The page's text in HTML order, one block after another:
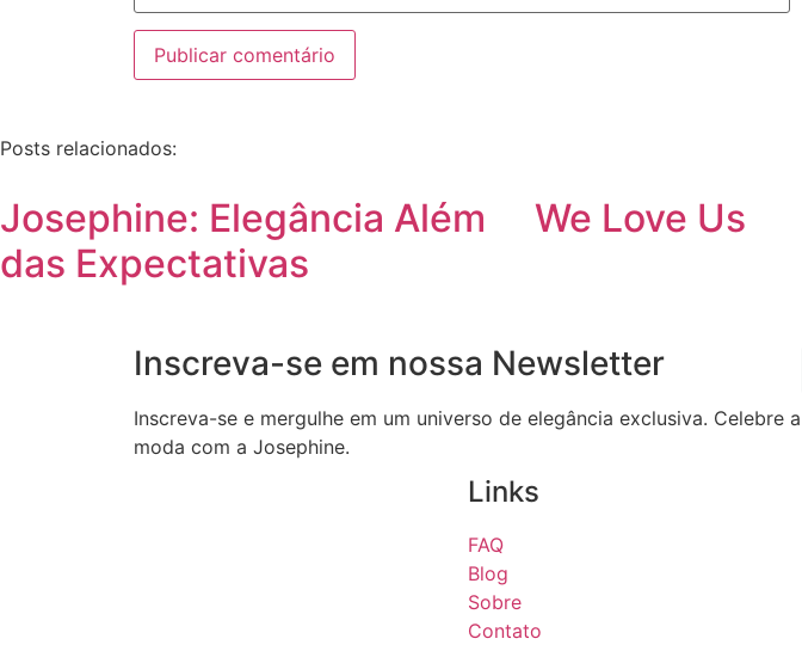
Posts relacionados:
Josephine: Elegância Além
das Expectativas
We Love Us
Inscreva-se em nossa Newsletter
Inscreva-se e mergulhe em um universo de elegância exclusiva. Celebre a
moda com a Josephine.
Links
FAQ
Blog
Sobre
Contato